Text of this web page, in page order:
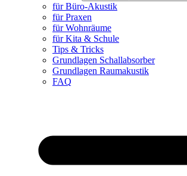
für Büro-Akustik
für Praxen
für Wohnräume
für Kita & Schule
Tips & Tricks
Grundlagen Schallabsorber
Grundlagen Raumakustik
FAQ